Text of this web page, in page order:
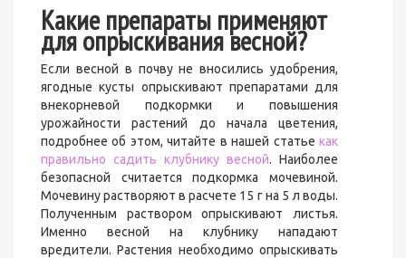
Какие препараты применяют
для опрыскивания весной?
Если весной в почву не вносились удобрения,
ягодные кусты опрыскивают препаратами для
внекорневой подкормки и повышения
урожайности растений до начала цветения,
подробнее об этом, читайте в нашей статье как
правильно садить клубнику весной. Наиболее
безопасной считается подкормка мочевиной.
Мочевину растворяют в расчете 15 г на 5 л воды.
Полученным раствором опрыскивают листья.
Именно весной на клубнику нападают
вредители. Растения необходимо опрыскивать